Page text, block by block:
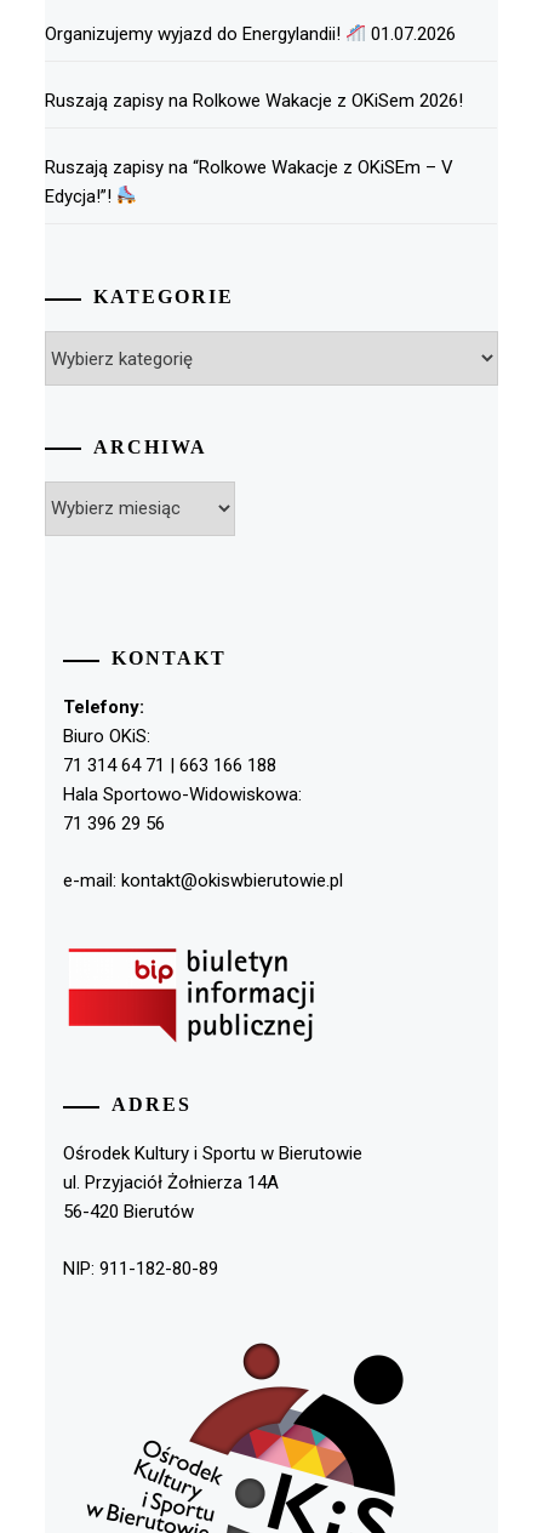
Organizujemy wyjazd do Energylandii! 01.07.2026
Ruszają zapisy na Rolkowe Wakacje z OKiSem 2026!
Ruszają zapisy na “Rolkowe Wakacje z OKiSEm – V
Edycja!”!
KATEGORIE
ARCHIWA
KONTAKT
Telefony:
Biuro OKiS:
71 314 64 71 | 663 166 188
Hala Sportowo-Widowiskowa:
71 396 29 56
e-mail: kontakt@okiswbierutowie.pl
ADRES
Ośrodek Kultury i Sportu w Bierutowie
ul. Przyjaciół Żołnierza 14A
56-420 Bierutów
NIP: 911-182-80-89